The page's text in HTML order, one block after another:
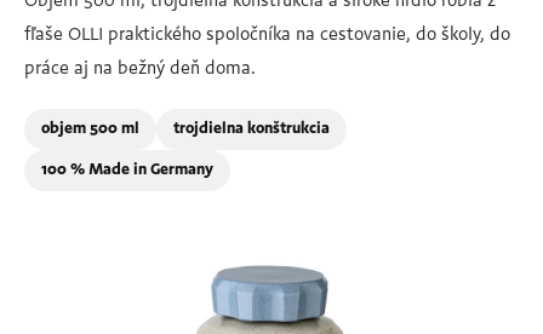
fľaše OLLI praktického spoločníka na cestovanie, do školy, do
práce aj na bežný deň doma.
objem 500 ml trojdielna konštrukcia
100 % Made in Germany